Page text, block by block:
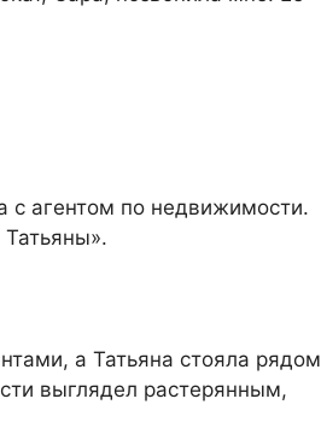
с агентом по недвижимости.
а Татьяна стояла рядом
выглядел растерянным,